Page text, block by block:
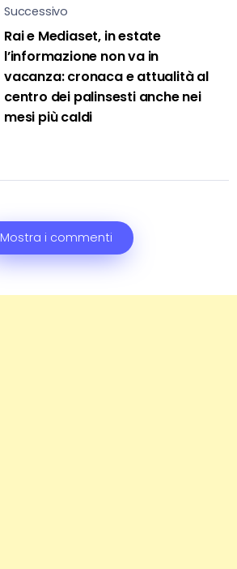
Successivo
Rai e Mediaset, in estate
l’informazione non va in
vacanza: cronaca e attualità al
centro dei palinsesti anche nei
mesi più caldi
Mostra i commenti